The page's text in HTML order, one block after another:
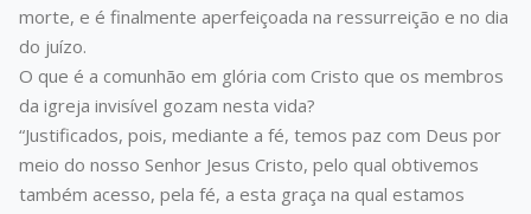
morte, e é finalmente aperfeiçoada na ressurreição e no dia
do juízo.
O que é a comunhão em glória com Cristo que os membros
da igreja invisível gozam nesta vida?
“Justificados, pois, mediante a fé, temos paz com Deus por
meio do nosso Senhor Jesus Cristo, pelo qual obtivemos
também acesso, pela fé, a esta graça na qual estamos